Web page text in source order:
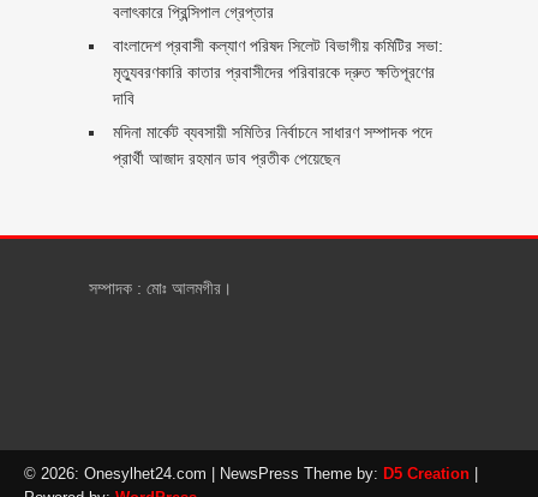
বলাৎকারে প্রিন্সিপাল গ্রেপ্তার ‎
বাংলাদেশ প্রবাসী কল্যাণ পরিষদ সিলেট বিভাগীয় কমিটির সভা:
মৃত্যুবরণকারি কাতার প্রবাসীদের পরিবারকে দ্রুত ক্ষতিপূরণের
দাবি
মদিনা মার্কেট ব্যবসায়ী সমিতির নির্বাচনে সাধারণ সম্পাদক পদে
প্রার্থী আজাদ রহমান ডাব প্রতীক পেয়েছেন ‎
সম্পাদক : মোঃ আলমগীর।
© 2026: Onesylhet24.com | NewsPress Theme by: D5 Creation